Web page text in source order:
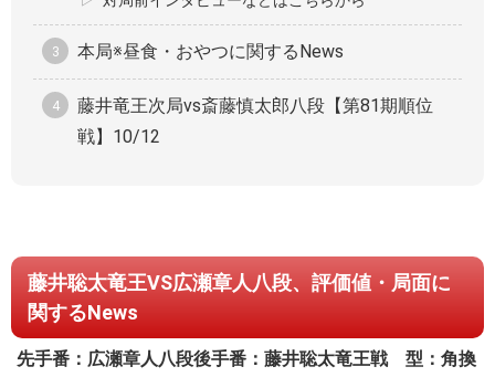
本局※昼食・おやつに関するNews
藤井竜王次局vs斎藤慎太郎八段【第81期順位
戦】10/12
藤井聡太竜王VS広瀬章人八段、評価値・局面に
関するNews
先手番：広瀬章人八段後手番：藤井聡太竜王戦 型：角換